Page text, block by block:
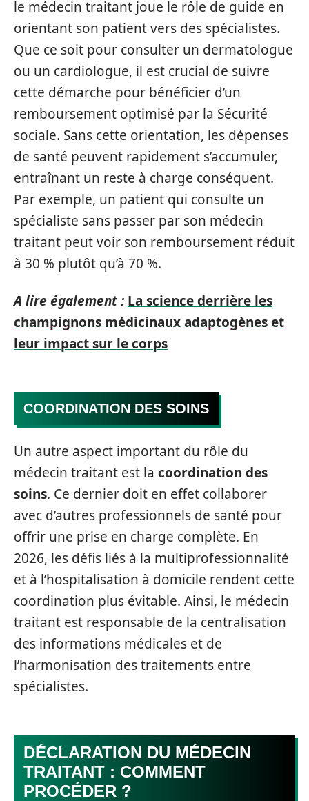
le médecin traitant joue le rôle de guide en
orientant son patient vers des spécialistes.
Que ce soit pour consulter un dermatologue
ou un cardiologue, il est crucial de suivre
cette démarche pour bénéficier d’un
remboursement optimisé par la Sécurité
sociale. Sans cette orientation, les dépenses
de santé peuvent rapidement s’accumuler,
entraînant un reste à charge conséquent.
Par exemple, un patient qui consulte un
spécialiste sans passer par son médecin
traitant peut voir son remboursement réduit
à 30 % plutôt qu’à 70 %.
A lire également : La science derrière les
champignons médicinaux adaptogènes et
leur impact sur le corps
COORDINATION DES SOINS
Un autre aspect important du rôle du
médecin traitant est la coordination des
soins. Ce dernier doit en effet collaborer
avec d’autres professionnels de santé pour
offrir une prise en charge complète. En
2026, les défis liés à la multiprofessionnalité
et à l’hospitalisation à domicile rendent cette
coordination plus évitable. Ainsi, le médecin
traitant est responsable de la centralisation
des informations médicales et de
l’harmonisation des traitements entre
spécialistes.
DÉCLARATION DU MÉDECIN
TRAITANT : COMMENT
PROCÉDER ?